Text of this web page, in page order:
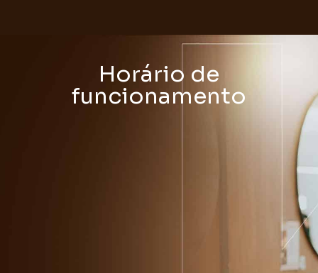
Horário de
funcionamento